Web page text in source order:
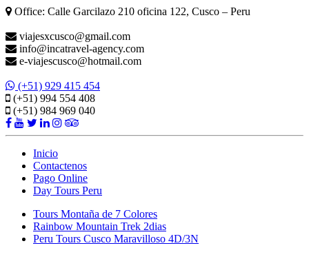
Office: Calle Garcilazo 210 oficina 122, Cusco – Peru
viajesxcusco@gmail.com
info@incatravel-agency.com
e-viajescusco@hotmail.com
(+51) 929 415 454
(+51) 994 554 408
(+51) 984 969 040
Inicio
Contactenos
Pago Online
Day Tours Peru
Tours Montaña de 7 Colores
Rainbow Mountain Trek 2dias
Peru Tours Cusco Maravilloso 4D/3N